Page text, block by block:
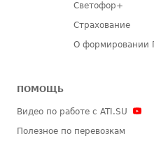
Светофор+
Страхование
О формировании
ПОМОЩЬ
Видео по работе с ATI.SU
Полезное по перевозкам